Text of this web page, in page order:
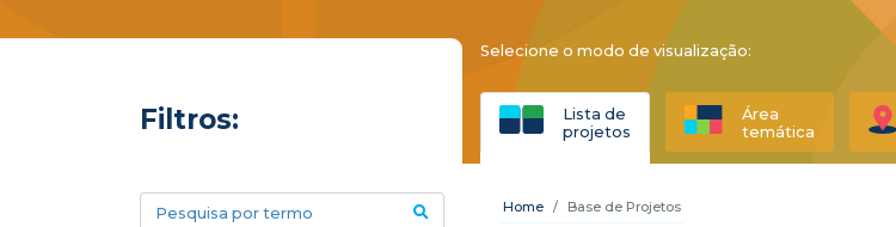
Filtros:
Selecione o modo de visualização:
Lista de
projetos
Área
temática
Pesquisa por termo Home Base de Projetos